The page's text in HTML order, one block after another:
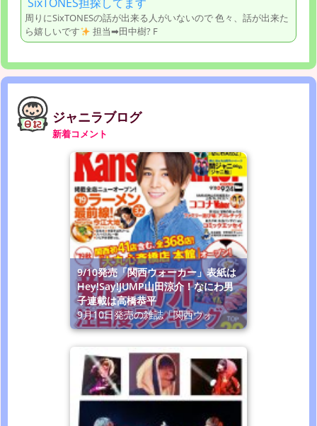
周りにSixTONESの話が出来る人がいないので 色々、話が出来た
ら嬉しいです
担当➡田中樹? F
ジャニラブログ
新着コメント
9/10発売「関西ウォーカー」表紙は
Hey!Say!JUMP山田涼介！なにわ男
子連載は高橋恭平
9月10日発売の雑誌「関西ウォ